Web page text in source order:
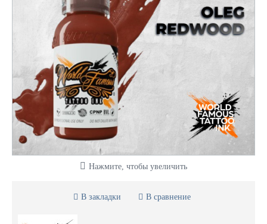
Нажмите, чтобы увеличить
В закладки В сравнение